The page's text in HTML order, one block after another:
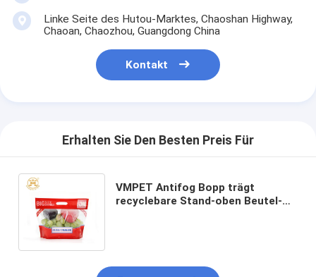
Linke Seite des Hutou-Marktes, Chaoshan Highway,
Chaoan, Chaozhou, Guangdong China
Kontakt
Erhalten Sie Den Besten Preis Für
VMPET Antifog Bopp trägt
recyclebare Stand-oben Beutel-